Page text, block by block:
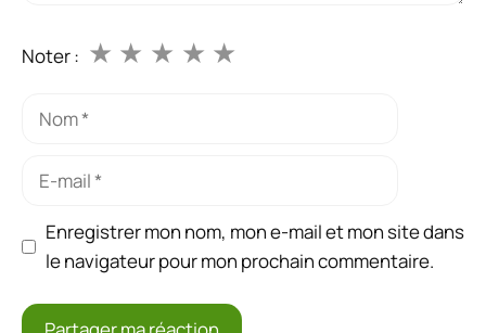
Noter : ★
★
★
★
★
Nom
Enregistrer mon nom, mon e-mail et mon site dans
le navigateur pour mon prochain commentaire.